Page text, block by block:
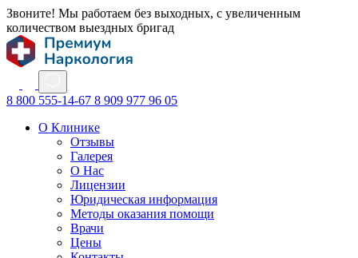
Звоните! Мы работаем без выходных, с увеличенным
количеством выездных бригад
8 800 555-14-67 8 909 977 96 05
О Клинике
Отзывы
Галерея
О Нас
Лицензии
Юридическая информация
Методы оказания помощи
Врачи
Цены